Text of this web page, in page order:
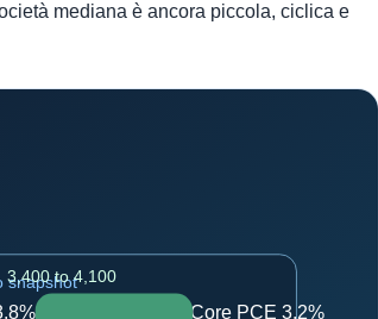
mediana è ancora piccola, ciclica e